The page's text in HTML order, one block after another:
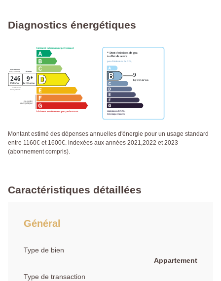
Diagnostics énergétiques
Montant estimé des dépenses annuelles d'énergie pour un usage standard
entre 1160€ et 1600€. indexées aux années 2021,2022 et 2023
(abonnement compris).
Caractéristiques détaillées
Général
Type de bien
Appartement
Type de transaction